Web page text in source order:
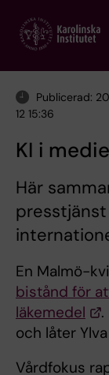
main
Publicerad:
12 15:36
KI i
Här
presstjänst
En Malmö-
bistånd för
läkemedel
och låter
Vårdfokus